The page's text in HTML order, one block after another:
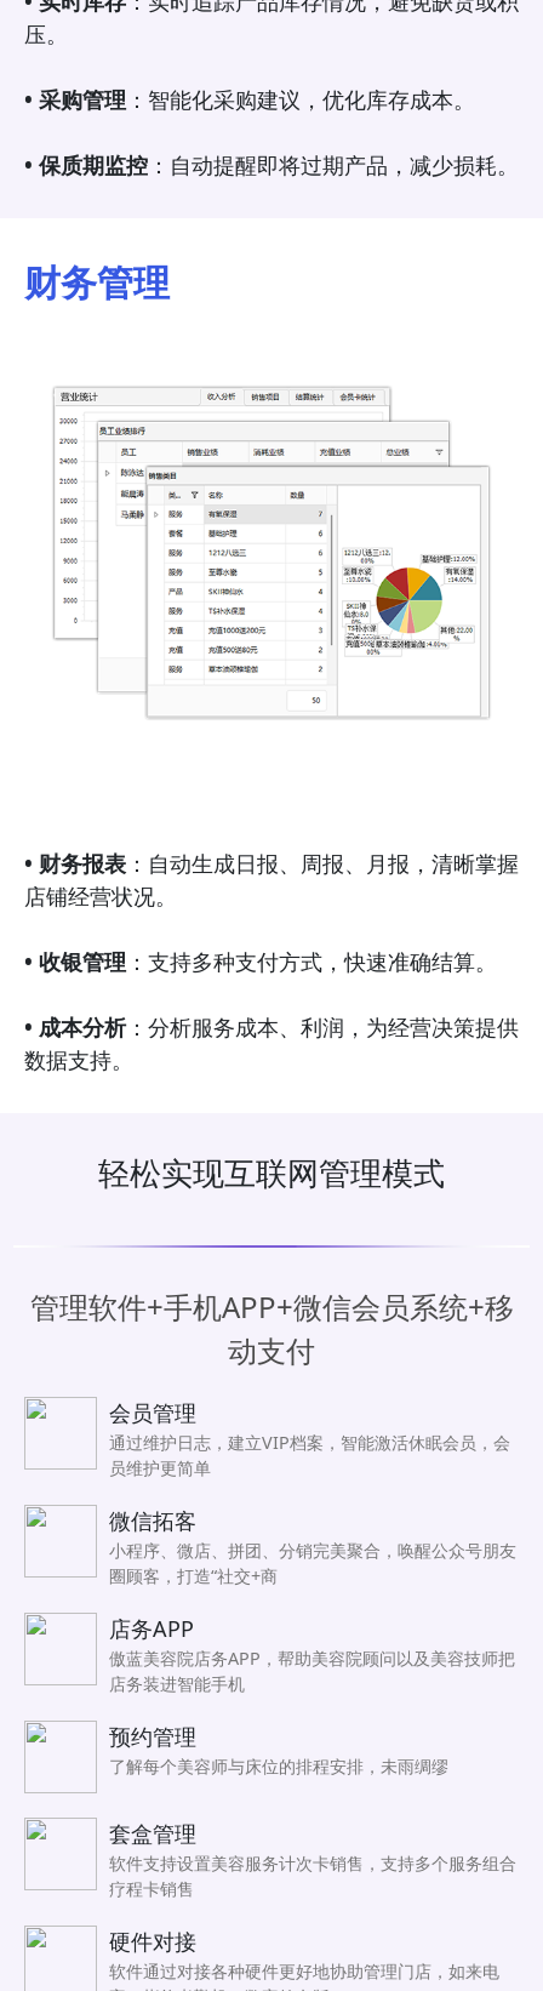
压。
• 采购管理 ：智能化采购建议，优化库存成本。
• 保质期监控 ：自动提醒即将过期产品，减少损耗。
财务管理
• 财务报表 ：自动生成日报、周报、月报，清晰掌握
店铺经营状况。
• 收银管理 ：支持多种支付方式，快速准确结算。
• 成本分析：分析服务成本、利润，为经营决策提供
数据支持。
轻松实现互联网管理模式
管理软件+手机APP+微信会员系统+移
动支付
会员管理
通过维护日志，建立VIP档案，智能激活休眠会员，会
员维护更简单
微信拓客
小程序、微店、拼团、分销完美聚合，唤醒公众号朋友
圈顾客，打造“社交+商
店务APP
傲蓝美容院店务APP，帮助美容院顾问以及美容技师把
店务装进智能手机
预约管理
了解每个美容师与床位的排程安排，未雨绸缪
套盒管理
软件支持设置美容服务计次卡销售，支持多个服务组合
疗程卡销售
硬件对接
软件通过对接各种硬件更好地协助管理门店，如来电